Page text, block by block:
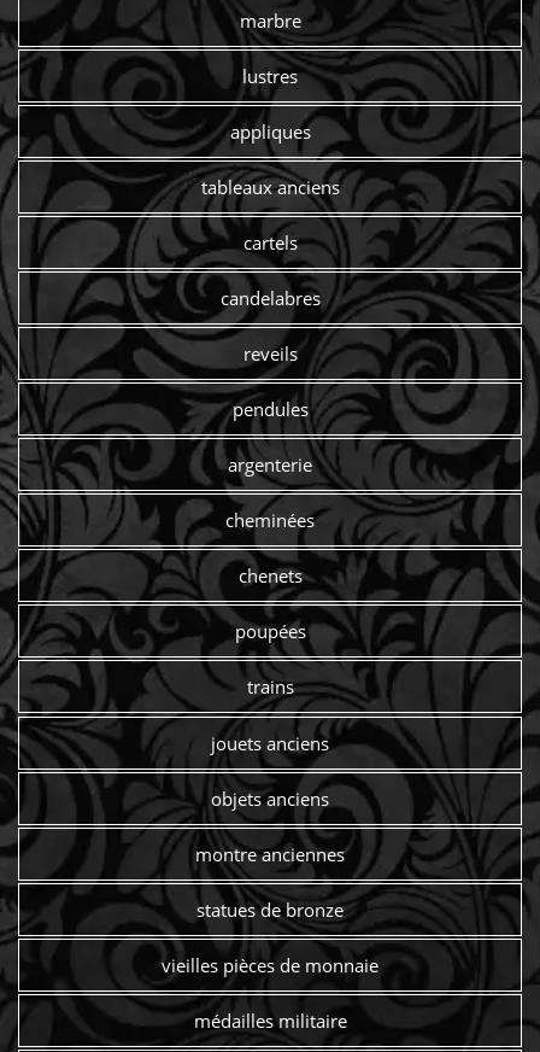
marbre
lustres
appliques
tableaux anciens
cartels
candelabres
reveils
pendules
argenterie
cheminées
chenets
poupées
trains
jouets anciens
objets anciens
montre anciennes
statues de bronze
vieilles pièces de monnaie
médailles militaire